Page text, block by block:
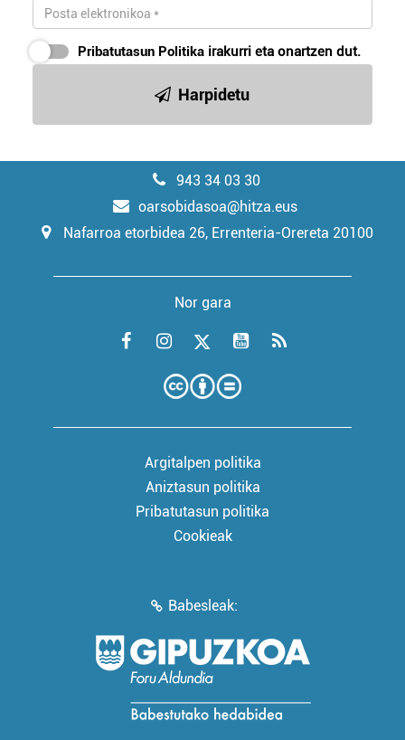
Pribatutasun Politika irakurri eta onartzen dut.
Harpidetu
943 34 03 30
oarsobidasoa@hitza.eus
Nafarroa etorbidea 26, Errenteria-Orereta 20100
Nor gara
Argitalpen politika
Aniztasun politika
Pribatutasun politika
Cookieak
Babesleak: